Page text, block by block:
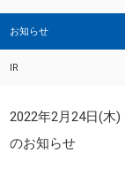
お知らせ
IR
2022年2月24日(木
のお知らせ